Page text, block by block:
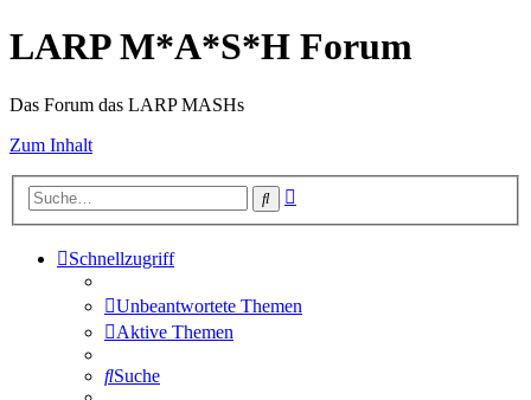
LARP M*A*S*H Forum
Das Forum das LARP MASHs
Zum Inhalt
Suche
Schnellzugriff
Unbeantwortete Themen
Aktive Themen
Suche